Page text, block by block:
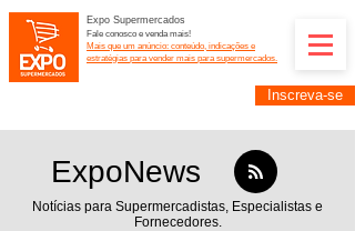
Expo Supermercados
Fale conosco e venda mais!
Mais que um anúncio: conteúdo, indicações e
estratégias para vender mais para supermercados.
Inscreva-se
ExpoNews
Notícias para Supermercadistas, Especialistas e
Fornecedores.